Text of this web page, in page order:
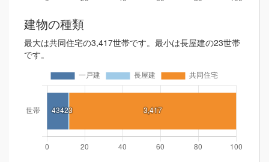
建物の種類
最大は共同住宅の3,417世帯です。最小は長屋建の23世帯
です。